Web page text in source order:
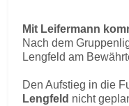
Mit Leifermann
Nach dem
Lengfeld am
Den Aufstieg in die
Lengfeld nicht